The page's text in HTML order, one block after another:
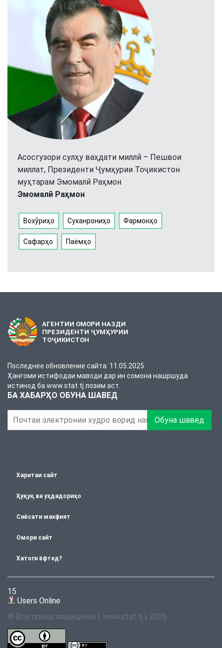
Асосгузори сулҳу ваҳдати миллӣ – Пешвои
миллат, Президенти Ҷумҳурии Тоҷикистон
муҳтарам Эмомалӣ Раҳмон
Эмомалӣ Раҳмон
Вохӯриҳо Суханрониҳо Фармонҳо
Сафарҳо Паёмҳо
АГЕНТИИ ОМОРИ НАЗДИ
ПРЕЗИДЕНТИ ҶУМҲУРИИ
ТОҶИКИСТОН
Последнее обновление сайта: 11.05.2025
Ҳангоми истифодаи маводи дар ин сомона нашршуда
истинод ба www.stat.tj лозим аст.
БА ХАБАРҲО ОБУНА ШАВЕД
Обуна шавед
Харитаи сайт
Ҳуқуқ ва уҳдадориҳо
Сиёсати махфият
Омори сайт
Хатоги ёфтед?
15
Users Online
© Все права защищены | www.stat.tj | 2026